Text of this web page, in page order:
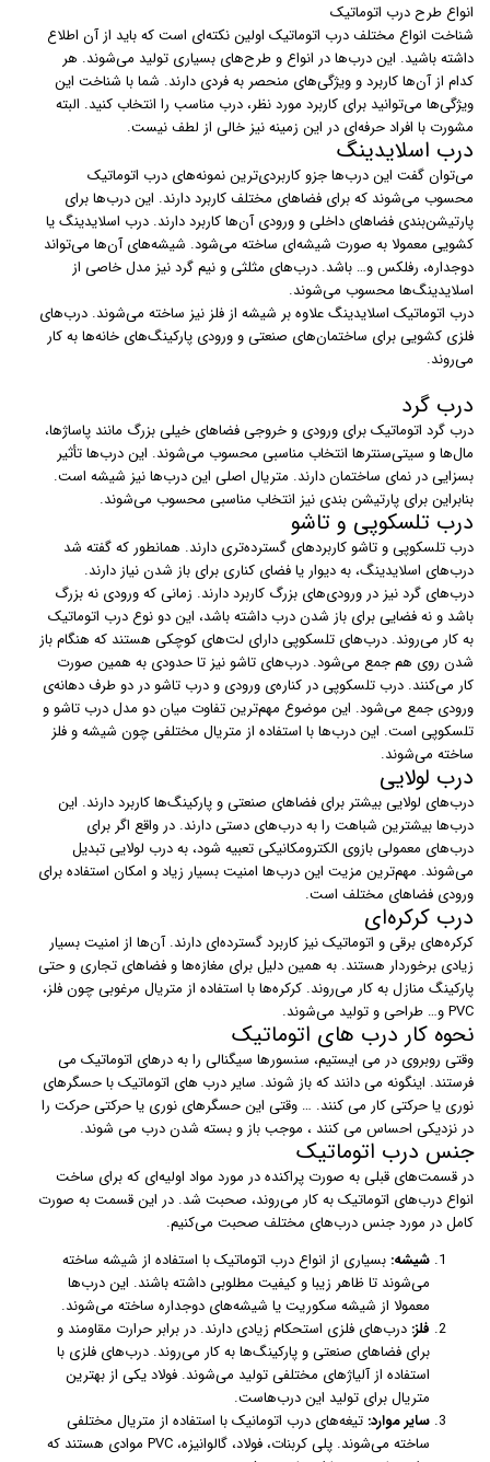
انواع طرح درب اتوماتیک
شناخت انواع مختلف درب اتوماتیک اولین نکته‌ای است که باید از آن اطلاع
داشته باشید. این درب‌ها در انواع و طرح‌های بسیاری تولید می‌شوند. هر
کدام از آن‌ها کاربرد و ویژگی‌های منحصر به فردی دارند. شما با شناخت این
ویژگی‌ها می‌توانید برای کاربرد مورد نظر، درب مناسب را انتخاب کنید. البته
مشورت با افراد حرفه‌ای در این زمینه نیز خالی از لطف نیست.
درب اسلایدینگ
می‌توان گفت این درب‌ها جزو کاربردی‌ترین نمونه‌های درب اتوماتیک
محسوب می‌شوند که برای فضاهای مختلف کاربرد دارند. این درب‌ها برای
پارتیشن‌بندی فضاهای داخلی و ورودی آن‌ها کاربرد دارند. درب‌ اسلایدینگ یا
کشویی معمولا به صورت شیشه‌ای ساخته می‌شود. شیشه‌های آن‌ها می‌تواند
دوجداره، رفلکس و… باشد. درب‌های مثلثی و نیم گرد نیز مدل خاصی از
اسلایدینگ‌ها محسوب می‌شوند.
درب‌ اتوماتیک اسلایدینگ علاوه بر شیشه از فلز نیز ساخته می‌شوند. درب‌های
فلزی کشویی برای ساختمان‌های صنعتی و ورودی پارکینگ‌های خانه‌ها به کار
می‌روند.
درب گرد
درب‌ گرد اتوماتیک برای ورودی و خروجی فضاهای خیلی بزرگ مانند پاساژ‌ها،
مال‌ها و سیتی‌سنترها انتخاب مناسبی محسوب می‌شوند. این درب‌ها تأثیر
بسزایی در نمای ساختمان دارند. متریال اصلی این درب‌ها نیز شیشه است.
بنابراین برای پارتیشن بندی نیز انتخاب مناسبی محسوب می‌شوند.
درب تلسکوپی و تاشو
درب‌ تلسکوپی و تاشو کاربردهای گسترده‌تری دارند. همانطور که گفته شد
درب‌های اسلایدینگ، به دیوار یا فضای کناری برای باز شدن نیاز دارند.
درب‌های گرد نیز در ورودی‌های بزرگ کاربرد دارند. زمانی که ورودی نه بزرگ
باشد و نه فضایی برای باز شدن درب داشته باشد، این دو نوع درب اتوماتیک
به کار می‌روند. درب‌های تلسکوپی دارای لت‌های کوچکی هستند که هنگام باز
شدن روی هم جمع می‌شود. درب‌های تاشو نیز تا حدودی به همین صورت
کار می‌کنند. درب تلسکوپی در کناره‌ی ورودی و درب تاشو در دو طرف دهانه‌ی
ورودی جمع می‌شود. این موضوع مهم‌ترین تفاوت میان دو مدل درب تاشو و
تلسکوپی است. این درب‌ها با استفاده از متریال مختلفی چون شیشه و فلز
ساخته می‌شوند.
درب لولایی
درب‌های لولایی بیشتر برای فضاهای صنعتی و پارکینگ‌ها کاربرد دارند. این
درب‌ها بیشترین شباهت را به درب‌های دستی دارند. در واقع اگر برای
درب‌های معمولی بازوی الکترومکانیکی تعبیه شود، به درب لولایی تبدیل
می‌شوند. مهم‌ترین مزیت این درب‌ها امنیت بسیار زیاد و امکان استفاده برای
ورودی فضاهای مختلف است.
درب کرکره‌ای
کرکره‌های برقی و اتوماتیک نیز کاربرد گسترده‌ای دارند. آن‌ها از امنیت بسیار
زیادی برخوردار هستند. به همین دلیل برای مغازه‌ها و فضاهای تجاری و حتی
پارکینگ منازل به کار می‌روند. کرکره‌ها با استفاده از متریال مرغوبی چون فلز،
PVC و… طراحی و تولید می‌شوند.
نحوه کار درب های اتوماتیک
وقتی روبروی در می ایستیم، سنسورها سیگنالی را به درهای اتوماتیک می
فرستند. اینگونه می دانند که باز شوند. سایر درب های اتوماتیک با حسگرهای
نوری یا حرکتی کار می کنند. … وقتی این حسگرهای نوری یا حرکتی حرکت را
در نزدیکی احساس می کنند ، موجب باز و بسته شدن درب می شوند.
جنس درب اتوماتیک
در قسمت‌های قبلی به صورت پراکنده در مورد مواد اولیه‌ای که برای ساخت
انواع درب‌های اتوماتیک به کار می‌روند،‌ صحبت شد. در این قسمت به صورت
کامل در مورد جنس درب‌های مختلف صحبت می‌کنیم.
شیشه: بسیاری از انواع درب اتوماتیک با استفاده از شیشه ساخته
می‌شوند تا ظاهر زیبا و کیفیت مطلوبی داشته باشند. این درب‌ها
معمولا از شیشه سکوریت یا شیشه‌های دوجداره ساخته می‌شوند.
فلز: درب‌های فلزی استحکام زیادی دارند. در برابر حرارت مقاومند و
برای فضاهای صنعتی و پارکینگ‌ها به کار می‌روند. درب‌های فلزی با
استفاده از آلیاژهای مختلفی تولید می‌شوند. فولاد یکی از بهترین
متریال برای تولید این درب‌هاست.
سایر موارد: تیغه‌های درب اتومانیک با استفاده از متریال مختلفی
ساخته می‌شوند. پلی کربنات، فولاد، گالوانیزه، PVC موادی هستند که